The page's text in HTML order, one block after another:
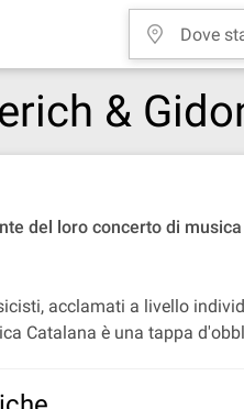
&
del loro concerto di
acclamati a livello
Catalana è una tappa